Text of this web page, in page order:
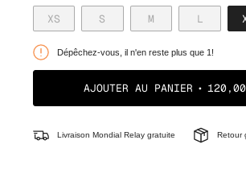
XSVARIANTE
ÉPUISÉE
OU
NON
DISPONIBLE
S VARIANTE
ÉPUISÉE
NON
DISPONIBLE
M VARIANTE
ÉPUISÉE
NON
DISPONIBLE
L
NON
Dépêchez-vous, il n'en reste plus que 1!
AJOUTER AU PANIER
Livraison Mondial Relay gratuite Retour